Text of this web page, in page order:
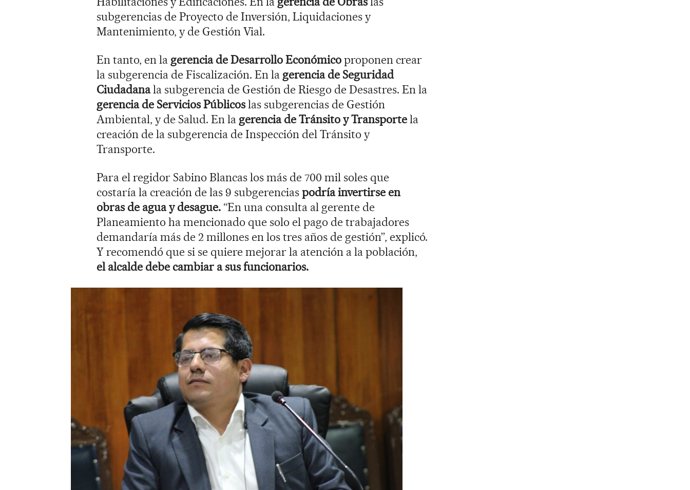
subgerencias de Proyecto de Inversión, Liquidaciones y
Mantenimiento, y de Gestión Vial.
En tanto, en la gerencia de Desarrollo Económicoproponen crear
la subgerencia de Fiscalización. En la gerencia de Seguridad
Ciudadanala subgerencia de Gestión de Riesgo de Desastres. En la
gerencia de Servicios Públicoslas subgerencias de Gestión
Ambiental, y de Salud. En la gerencia de Tránsito y Transportela
creación de la subgerencia de Inspección del Tránsito y
Transporte.
Para el regidor Sabino Blancas los más de 700 mil soles que
costaría la creación de las 9 subgerenciaspodría invertirse en
obras de agua y desague. “En una consulta al gerente de
Planeamiento ha mencionado que solo el pago de trabajadores
demandaría más de 2 millones en los tres años de gestión”, explicó.
Y recomendó que si se quiere mejorar la atención a la población,
el alcalde debe cambiar a sus funcionarios.